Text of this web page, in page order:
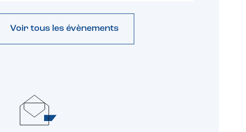
Voir tous les évènements